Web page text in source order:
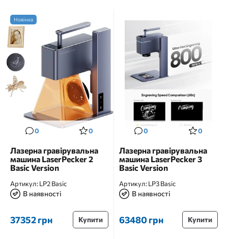
Новінка
0 0
Лазерна гравірувальна
машина LaserPecker 2
Basic Version
Артикул:LP2 Basic
В наявності
37352 грн Купити
0 0
Лазерна гравірувальна
машина LaserPecker 3
Basic Version
Артикул:LP3 Basic
В наявності
63480 грн Купити